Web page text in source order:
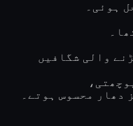
ہوئی۔
والی شگافیں
دھار محسوس ہوتے۔